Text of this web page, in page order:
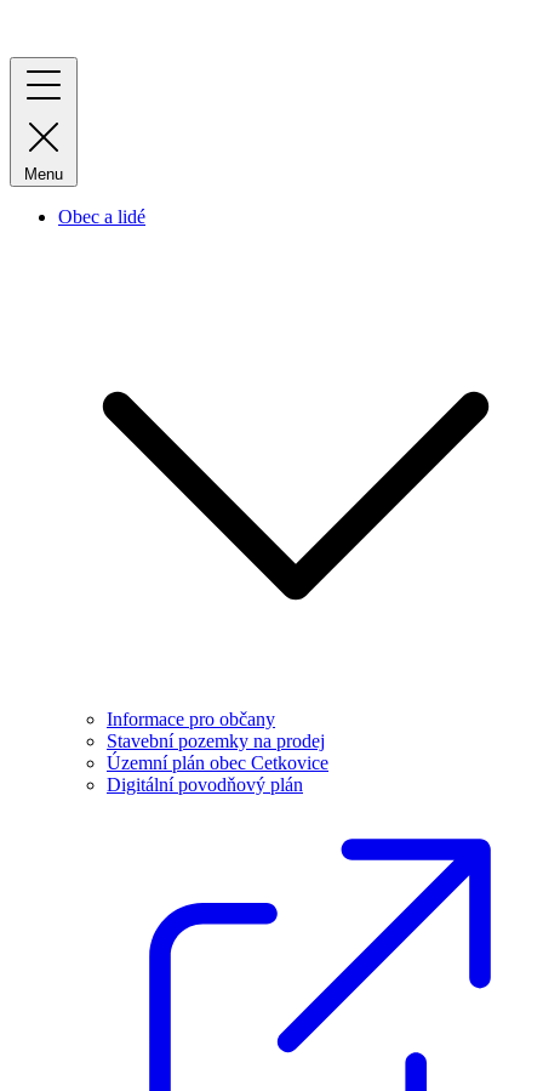
Menu
Obec a lidé
Informace pro občany
Stavební pozemky na prodej
Územní plán obec Cetkovice
Digitální povodňový plán